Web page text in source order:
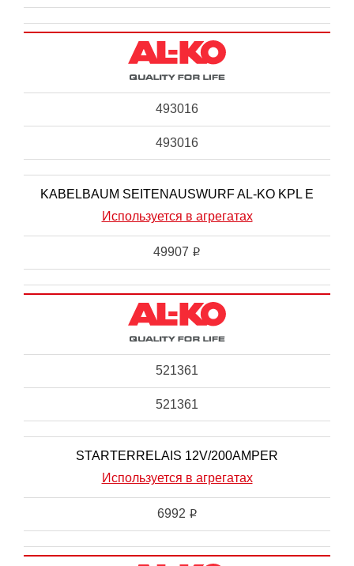
493016
493016
KABELBAUM SEITENAUSWURF AL-KO KPL E
Используется в агрегатах
49907 i
521361
521361
STARTERRELAIS 12V/200AMPER
Используется в агрегатах
6992 i